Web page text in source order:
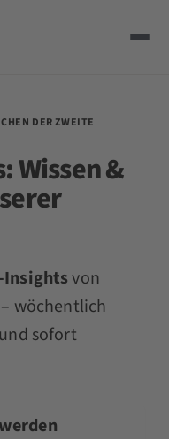
DER ZWEITE
Wissen &
Insightsvon
wöchentlich
sofort